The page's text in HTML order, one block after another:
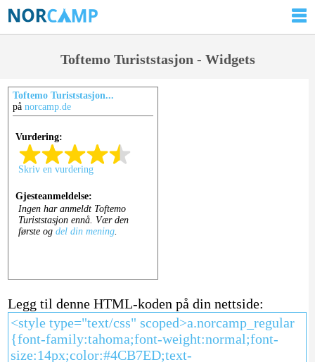
Toftemo Turiststasjon - Widgets
Toftemo Turiststasjon...
på norcamp.de
Legg til denne HTML-koden på din nettside: